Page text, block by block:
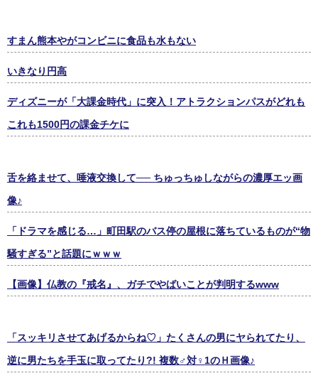
すまん熊本やがコンビニに食品も水もない
いきなり円高
ディズニーが「大課金時代」に突入！アトラクションパスがどれも
これも1500円の課金チケに
舌を絡ませて、唾液交換して── ちゅっちゅしながらの濃厚エッ画
像♪
「ドラマを感じる…」町田駅のバス停の屋根に落ちているものが“物
騒すぎる”と話題にｗｗｗ
【画像】仏教の『戒名』、ガチでやばいことが判明するwww
「スッキリさせてあげるからね♡」たくさんの男にヤられてたり、
逆に男たちを手玉に取ってたり?! 複数♂対♀1のＨ画像♪